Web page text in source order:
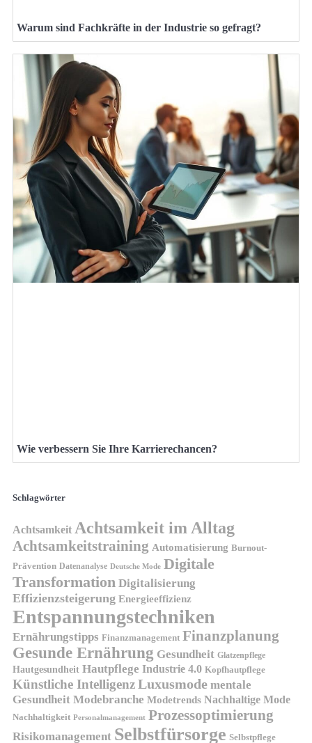
Warum sind Fachkräfte in der Industrie so gefragt?
Wie verbessern Sie Ihre Karrierechancen?
Schlagwörter
Achtsamkeit Achtsamkeit im Alltag
Achtsamkeitstraining Automatisierung Burnout-
Prävention Datenanalyse Deutsche Mode Digitale
Transformation Digitalisierung
Effizienzsteigerung Energieeffizienz
Entspannungstechniken
Ernährungstipps Finanzmanagement Finanzplanung
Gesunde Ernährung Gesundheit Glatzenpflege
Hautgesundheit Hautpflege Industrie 4.0 Kopfhautpflege
Künstliche IntelligenzLuxusmode mentale
Gesundheit Modebranche Modetrends Nachhaltige Mode
Nachhaltigkeit Personalmanagement Prozessoptimierung
Risikomanagement Selbstfürsorge Selbstpflege